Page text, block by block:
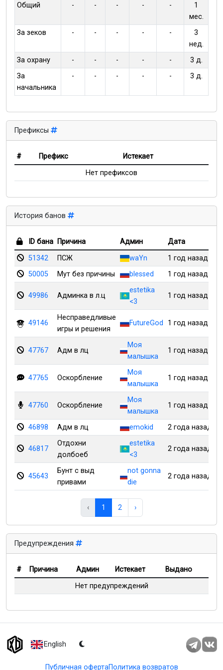
Общий
- - - - -
1
мес.
За зеков
- - - - -
3
нед.
За охрану
- - - - -
3 д.
За
начальника
- - - - - 3 д.
Префиксы
# Префикс
Истекает
Нет префиксов
История банов
ID бана Причина Админ
Дата
51342
ПСЖ waYn
1 год назад
50005
Мут без причины blessed 1 год назад
49986 Админка в л.ц
estetika
<3
1 год назад
49146
Несправедливые
игры и решения
FutureGod 1 год назад
47767 Адм в лц
Моя
малышка
1 год назад
47765 Оскорбление
Моя
малышка
1 год назад
47760 Оскорбление
Моя
малышка
1 год назад
46898 Адм в лц emokid 2 года назад
46817
Отдохни
долбоеб
estetika
<3
2 года назад
45643
Бунт с выд
привами
not gonna
die
2 года назад
‹ 1 2 ›
Предупреждения
# Причина Админ Истекает
Выдано
Нет предупреждений
English
Публичная офертаПолитика возвратов